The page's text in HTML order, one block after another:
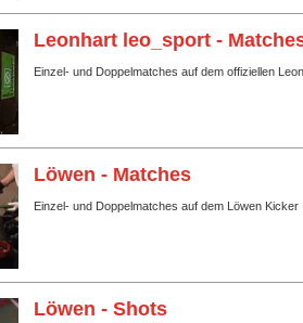
Leonhart leo_sport -
Einzel- und Doppelmatches auf dem offiziellen
Löwen - Matches
Einzel- und Doppelmatches auf dem Löwen Kicker
Löwen - Shots